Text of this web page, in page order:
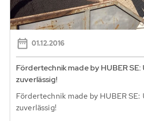
01.12.2016
Fördertechnik made by HUBER SE:
zuverlässig!
Fördertechnik made by HUBER SE:
zuverlässig!